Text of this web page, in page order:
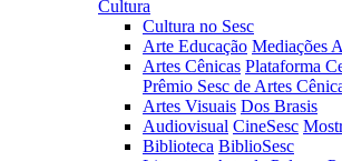
Cultura
Cultura no Sesc
Arte Educação Mediações
Artes Cênicas Plataforma
Prêmio Sesc de Artes
Artes Visuais Dos Brasis
Audiovisual CineSesc
Biblioteca BiblioSesc